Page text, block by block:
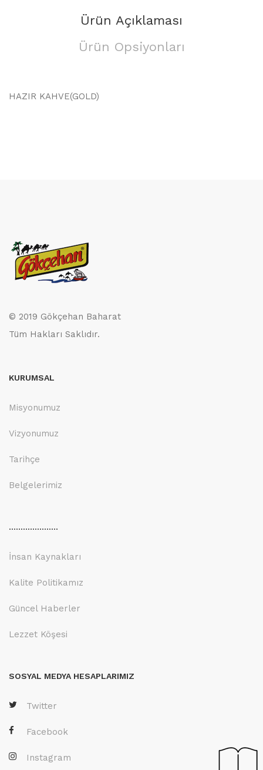
Ürün Açıklaması
Ürün Opsiyonları
HAZIR KAHVE(GOLD)
© 2019 Gökçehan Baharat
Tüm Hakları Saklıdır.
KURUMSAL
Misyonumuz
Vizyonumuz
Tarihçe
Belgelerimiz
.....................
İnsan Kaynakları
Kalite Politikamız
Güncel Haberler
Lezzet Köşesi
SOSYAL MEDYA HESAPLARIMIZ
Twitter
Facebook
Instagram